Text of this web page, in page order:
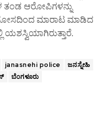
ಆರೋಪಿಗಳನ್ನು
ಮೋಸದಿಂದ ಮಾರಾಟ ಮಾಡಿದ
ಯಶಸ್ವಿಯಾಗಿರುತ್ತಾರೆ.
janasnehi police
ಜನಸ್ನೇಹಿ
ಬೆಂಗಳೂರು